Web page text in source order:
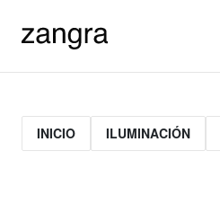
INICIO ILUMINACIÓN